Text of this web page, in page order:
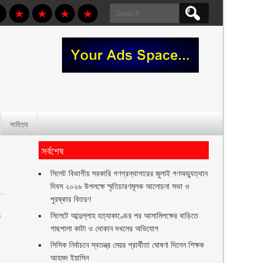
Search
for:
সাহিত্য
সর্বশেষ
সিলেট বিভাগীয় সরকারি গণগ্রন্থাগারের জুলাই গণঅভ্যুত্থান
দিবস ২০২৬ উপলক্ষে স্মৃতিচারণমূলক আলোচনা সভা ও
পুরষ্কার বিতরণ ‎ ‎
সিলেটে আব্দুল্লাহ হত্যাকাণ্ডের পর আসামিপক্ষের বাড়িতে
গাছপালা কাটা ও দোকান দখলের অভিযোগ
সিসিক নির্বাচনে স্বতন্ত্র মেয়র প্রার্থীতা ঘোষণা দিলেন শিক্ষক
আহমদ ইয়াসিন